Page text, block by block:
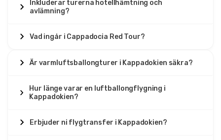
Inkluderar turerna hotellhämtning och
avlämning?
Vad ingår i Cappadocia Red Tour?
Är varmluftsballongturer i Kappadokien säkra?
Hur länge varar en luftballongflygning i
Kappadokien?
Erbjuder ni flygtransfer i Kappadokien?